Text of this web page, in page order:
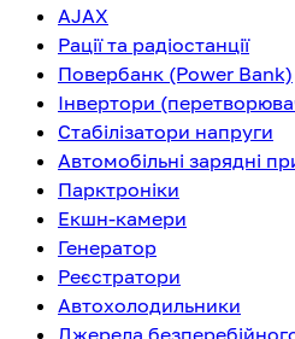
AJAX
Рації та радіостанції
Повербанк (Power Bank)
Інвертори
Стабілізатори напруги
Автомобільні зарядні
Парктроніки
Екшн-камери
Генератор
Реєстратори
Автохолодильники
Джерела